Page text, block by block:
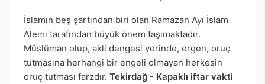
İslamın beş şartından biri olan Ramazan Ayı İslam
Alemi tarafından büyük önem taşımaktadır.
Müslüman olup, akli dengesi yerinde, ergen, oruç
tutmasına herhangi bir engeli olmayan herkesin
oruç tutması farzdır. Tekirdağ - Kapaklı iftar vakti